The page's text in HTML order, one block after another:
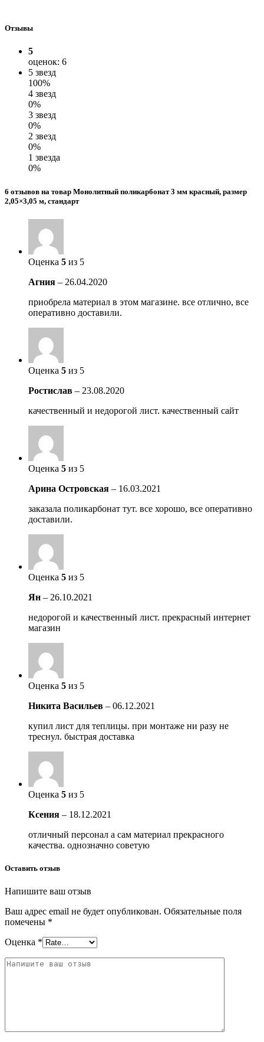
Отзывы
5
оценок: 6
5 звезд
100%
4 звезд
0%
3 звезд
0%
2 звезд
0%
1 звезда
0%
6 отзывов на товар Монолитный поликарбонат 3 мм красный, размер
2,05×3,05 м, стандарт
Оценка 5 из 5
Агния – 26.04.2020
приобрела материал в этом магазине. все отлично, все
оперативно доставили.
Оценка 5 из 5
Ростислав – 23.08.2020
качественный и недорогой лист. качественный сайт
Оценка 5 из 5
Арина Островская – 16.03.2021
заказала поликарбонат тут. все хорошо, все оперативно
доставили.
Оценка 5 из 5
Ян – 26.10.2021
недорогой и качественный лист. прекрасный интернет
магазин
Оценка 5 из 5
Никита Васильев – 06.12.2021
купил лист для теплицы. при монтаже ни разу не
треснул. быстрая доставка
Оценка 5 из 5
Ксения – 18.12.2021
отличный персонал а сам материал прекрасного
качества. однозначно советую
Оставить отзыв
Напишите ваш отзыв
Ваш адрес email не будет опубликован. Обязательные поля
помечены *
Оценка *